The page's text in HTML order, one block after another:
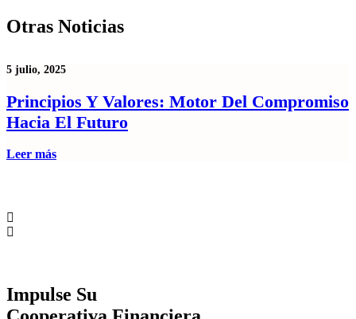
Otras Noticias
5 julio, 2025
Principios Y Valores: Motor Del Compromiso
Hacia El Futuro
Leer más
Impulse Su